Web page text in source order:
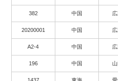
382 中国
20200001 中国
A2-4 中国
196 中国